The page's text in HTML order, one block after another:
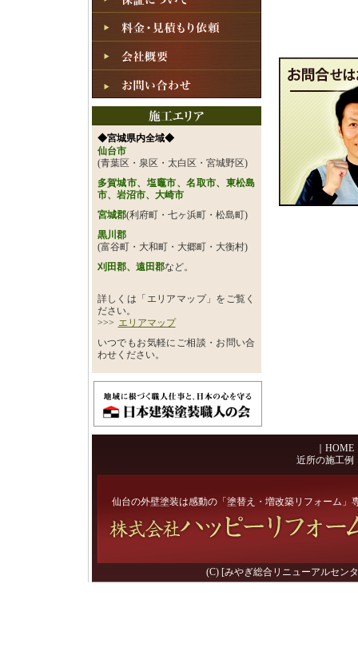
◆宮城県内全域◆
仙台市
(青葉区・泉区・太白区・宮城野区)
多賀城市、塩竈市、名取市、東松島
市、岩沼市、大崎市
宮城郡(利府町・七ヶ浜町・松島町)
黒川郡
(富谷町・大和町・大郷町・大衡村)
刈田郡、遠田郡など。
詳しくは「エリアマップ」をご覧く
ださい。
>>> エリアマップ
いつでもお気軽にご相談・お問い合
わせください。
HOME
近所の施工例
仙台の外壁塗装は感動の「塗替え・増改築リフォーム」
(C) [みやぎ総合リニューアルセン